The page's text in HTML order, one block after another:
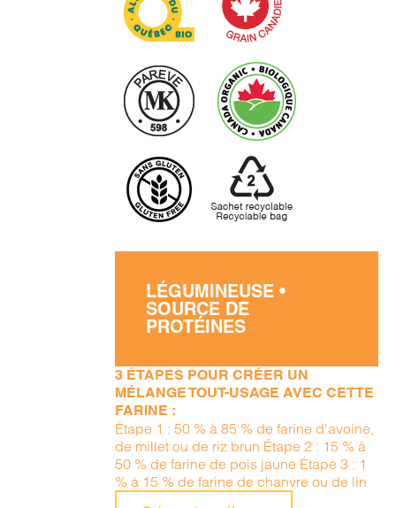
LÉGUMINEUSE •
SOURCE DE
PROTÉINES
3 ÉTAPES POUR CRÉER UN
MÉLANGE TOUT-USAGE AVEC CETTE
FARINE :
Étape 1 : 50 % à 85 % de farine d'avoine,
de millet ou de riz brun Étape 2 : 15 % à
50 % de farine de pois jaune Étape 3 : 1
% à 15 % de farine de chanvre ou de lin